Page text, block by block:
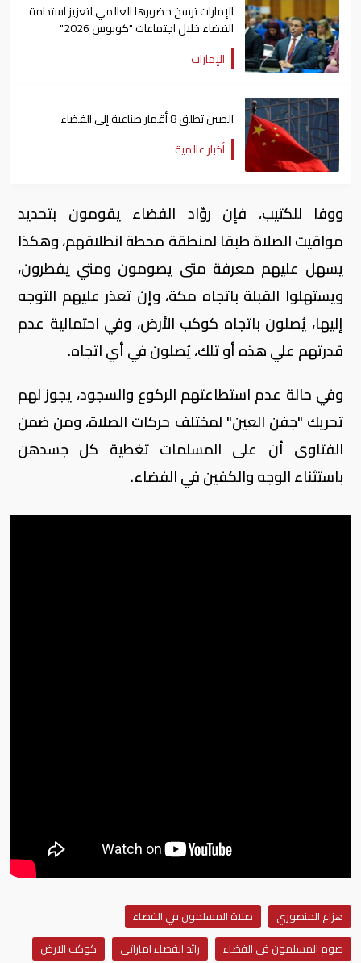
الإمارات ترسخ حضورها العالمي لتعزيز استدامة
الفضاء خلال اجتماعات "كوبوس 2026"
الإمارات
الصين تطلق 8 أقمار صناعية إلى الفضاء
أخبار عالمية
ووفا للكتيب، فإن روّاد الفضاء يقومون بتحديد
مواقيت الصلاة طبقا لمنطقة محطة انطلاقهم، وهكذا
يسهل عليهم معرفة متى يصومون ومتي يفطرون،
ويستهلوا القبلة باتجاه مكة، وإن تعذر عليهم التوجه
إليها، يُصلون باتجاه كوكب الأرض، وفي احتمالية عدم
قدرتهم علي هذه أو تلك، يُصلون في أي اتجاه.
وفي حالة عدم استطاعتهم الركوع والسجود، يجوز لهم
تحريك "جفن العين" لمختلف حركات الصلاة، ومن ضمن
الفتاوى أن على المسلمات تغطية كل جسدهن
باستثناء الوجه والكفين في الفضاء.
هزاع المنصوري
صلاة المسلمون في الفضاء
صوم المسلمون في الفضاء
رائد الفضاء اماراتي كوكب الارض